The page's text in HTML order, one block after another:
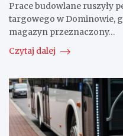
Prace budowlane ruszyły
targowego w Dominowie,
magazyn przeznaczony…
Czytaj dalej